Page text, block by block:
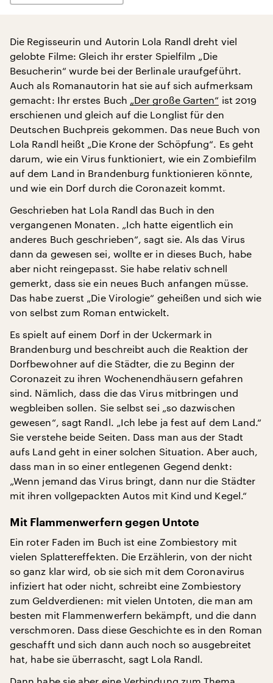
Die Regisseurin und Autorin Lola Randl dreht viel
gelobte Filme: Gleich ihr erster Spielfilm „Die
Besucherin“ wurde bei der Berlinale uraufgeführt.
Auch als Romanautorin hat sie auf sich aufmerksam
gemacht: Ihr erstes Buch „Der große Garten“ ist 2019
erschienen und gleich auf die Longlist für den
Deutschen Buchpreis gekommen. Das neue Buch von
Lola Randl heißt „Die Krone der Schöpfung“. Es geht
darum, wie ein Virus funktioniert, wie ein Zombiefilm
auf dem Land in Brandenburg funktionieren könnte,
und wie ein Dorf durch die Coronazeit kommt.
Geschrieben hat Lola Randl das Buch in den
vergangenen Monaten. „Ich hatte eigentlich ein
anderes Buch geschrieben“, sagt sie. Als das Virus
dann da gewesen sei, wollte er in dieses Buch, habe
aber nicht reingepasst. Sie habe relativ schnell
gemerkt, dass sie ein neues Buch anfangen müsse.
Das habe zuerst „Die Virologie“ geheißen und sich wie
von selbst zum Roman entwickelt.
Es spielt auf einem Dorf in der Uckermark in
Brandenburg und beschreibt auch die Reaktion der
Dorfbewohner auf die Städter, die zu Beginn der
Coronazeit zu ihren Wochenendhäusern gefahren
sind. Nämlich, dass die das Virus mitbringen und
wegbleiben sollen. Sie selbst sei „so dazwischen
gewesen“, sagt Randl. „Ich lebe ja fest auf dem Land.“
Sie verstehe beide Seiten. Dass man aus der Stadt
aufs Land geht in einer solchen Situation. Aber auch,
dass man in so einer entlegenen Gegend denkt:
„Wenn jemand das Virus bringt, dann nur die Städter
mit ihren vollgepackten Autos mit Kind und Kegel.“
Mit Flammenwerfern gegen Untote
Ein roter Faden im Buch ist eine Zombiestory mit
vielen Splattereffekten. Die Erzählerin, von der nicht
so ganz klar wird, ob sie sich mit dem Coronavirus
infiziert hat oder nicht, schreibt eine Zombiestory
zum Geldverdienen: mit vielen Untoten, die man am
besten mit Flammenwerfern bekämpft, und die dann
verschmoren. Dass diese Geschichte es in den Roman
geschafft und sich dann auch noch so ausgebreitet
hat, habe sie überrascht, sagt Lola Randl.